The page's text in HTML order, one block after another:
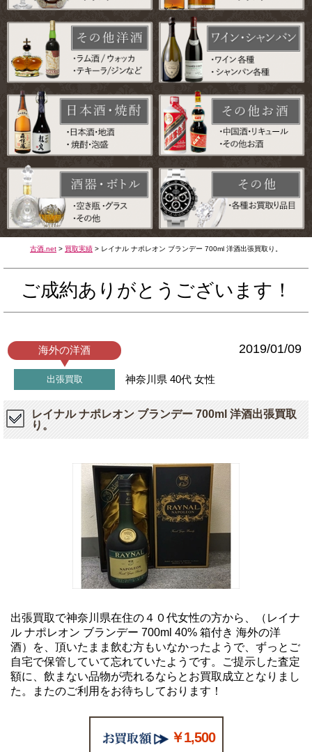
古酒.net > 買取実績 > レイナル ナポレオン ブランデー 700ml 洋酒出張買取り。
ご成約ありがとうございます！
海外の洋酒 2019/01/09
出張買取 神奈川県 40代 女性
レイナル ナポレオン ブランデー 700ml 洋酒出張買取
り。
出張買取で神奈川県在住の４０代女性の方から、（レイナ
ル ナポレオン ブランデー 700ml 40% 箱付き 海外の洋
酒）を、頂いたまま飲む方もいなかったようで、ずっとご
自宅で保管していて忘れていたようです。ご提示した査定
額に、飲まない品物が売れるならとお買取成立となりまし
た。またのご利用をお待ちしております！
￥1,500